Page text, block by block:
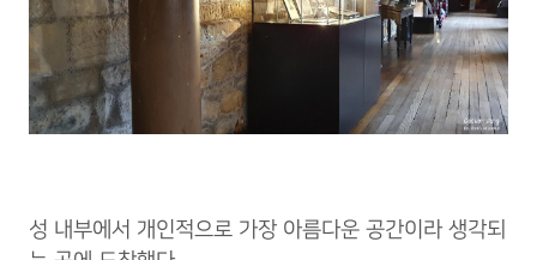
성 내부에서 개인적으로 가장 아름다운 공간이라 생각되